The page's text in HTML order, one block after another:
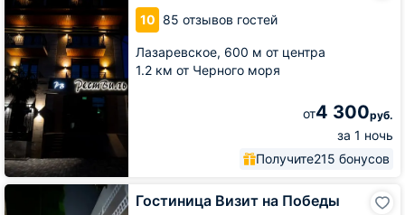
10 85 отзывов гостей
Лазаревское, 600 м от центра
1.2 км от Черного моря
от4 300руб.
за 1 ночь
Получите215 бонусов
РестВиль
Гостиница Визит на Победы
Гостиница
Визит